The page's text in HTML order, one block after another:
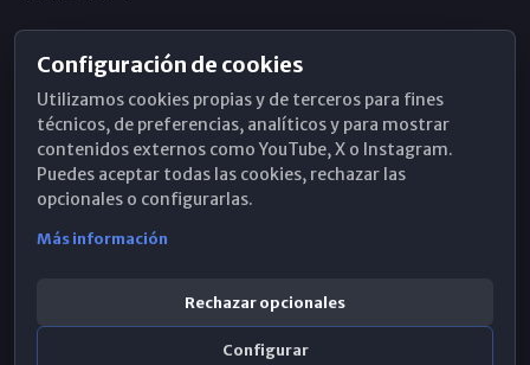
Horarios de Misa
Hemeroteca
WhatsApp
Configuración de cookies
Utilizamos cookies propias y de terceros para fines
técnicos, de preferencias, analíticos y para mostrar
contenidos externos como YouTube, X o Instagram.
Puedes aceptar todas las cookies, rechazar las
opcionales o configurarlas.
Más información
Rechazar opcionales
Configurar